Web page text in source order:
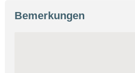
Bemerkungen